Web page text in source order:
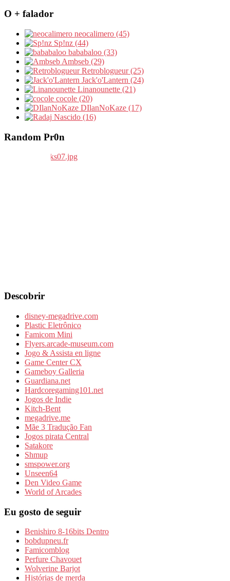
O + falador
neocalimero (45)
Sp!nz (44)
bababaloo (33)
Ambseb (29)
Retroblogueur (25)
Jack'o'Lantern (24)
Linanounette (21)
cocole (20)
DIlanNoKaze (17)
Nascido (16)
Random Pr0n
Descobrir
disney-megadrive.com
Plastic Eletrônico
Famicom Mini
Flyers.arcade-museum.com
Jogo & Assista en ligne
Game Center CX
Gameboy Galleria
Guardiana.net
Hardcoregaming101.net
Jogos de Indie
Kitch-Bent
megadrive.me
Mãe 3 Tradução Fan
Jogos pirata Central
Satakore
Shmup
smspower.org
Unseen64
Den Video Game
World of Arcades
Eu gosto de seguir
Benishiro 8-16bits Dentro
bobdupneu.fr
Famicomblog
Perfure Chavouet
Wolverine Barjot
Histórias de merda